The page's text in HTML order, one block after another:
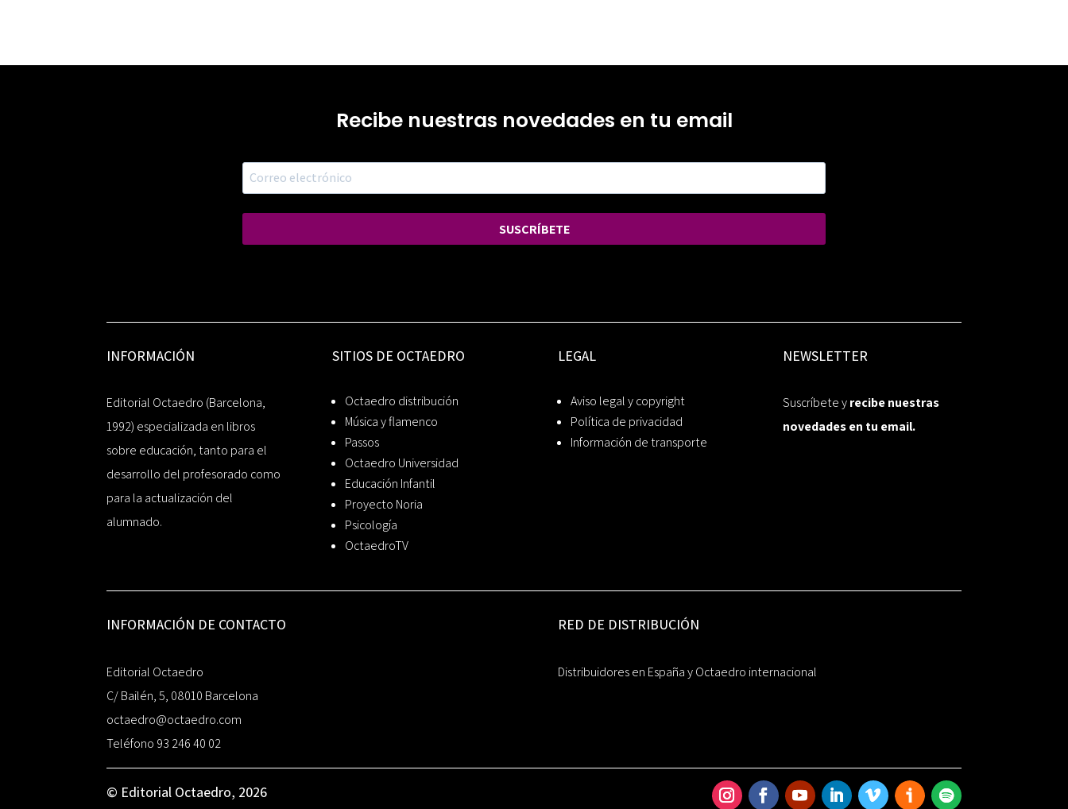
Recibe nuestras novedades en tu email
SUSCRÍBETE
INFORMACIÓN
Editorial Octaedro (Barcelona,
1992) especializada en libros
sobre educación, tanto para el
desarrollo del profesorado como
para la actualización del
alumnado.
SITIOS DE OCTAEDRO
Octaedro distribución
Música y flamenco
Passos
Octaedro Universidad
Educación Infantil
Proyecto Noria
Psicología
OctaedroTV
LEGAL
Aviso legal y copyright
Política de privacidad
Información de transporte
NEWSLETTER
Suscríbete yrecibe nuestras
novedades en tu email.
INFORMACIÓN DE CONTACTO
Editorial Octaedro
C/ Bailén, 5, 08010 Barcelona
octaedro@octaedro.com
Teléfono 93 246 40 02
RED DE DISTRIBUCIÓN
Distribuidores en España y Octaedro internacional
© Editorial Octaedro, 2026